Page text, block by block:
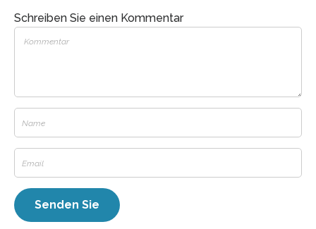
Schreiben Sie einen Kommentar